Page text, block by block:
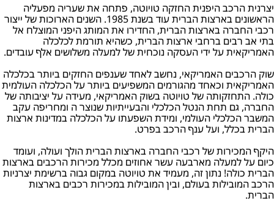
יצרנית הרכב היפנית החזקה טויוטה, פתחה את שעריה מפעליה
הראשונים בארצות הברית עוד בשנת 1985. השנים הארוכות של ייצור
רכבי החברה בארצות הברית, החדירו את המותג היפני המוצלח אל
בתי אב רבים ברחבי ארצות הברית, כשהיא תורמת לכלכלה
האמריקאית על ידי העסקה נוכחית של למעלה משלושים אלף עובדים.
שוק הרכבים האמריקאי, נחשב לאחד שענפים החזקים ביותר בכלכלה
האמריקאית וכאחד מהגורמים המשפיעים ביותר על הכלכלה העולמית
כולה. התחזקותה של טויוטה בשוק האמריקאי, מעידה על יציבותה של
החברה, גם תחת הנטל הכלכלי והבעייתיות שנוצר ה ומחריפה עקב
המשבר הכלכלי העולמי, ומידת השפעתו על הכלכלה במדינות ארצות
הברית בכלל, ועל ענף הרכב בפרט.
היקף המכירות של רכבי החברה בארצות הברית הולך ועולה, ועומד
כיום על למעלה מארבעה עשר אחוזים מכלל מכירות הרכבים בארצות
הברית כולה! נתון זה, מעמיד את טויוטה במקום גבוה ברשימת יצרניות
הרכב המובילות בעולם, ובין המובילות במכירות רכבים בארצות
הברית.